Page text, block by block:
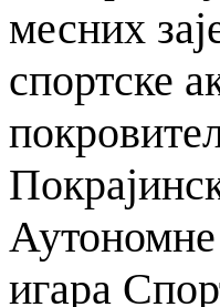
месних
спортске
Аутономне
игара